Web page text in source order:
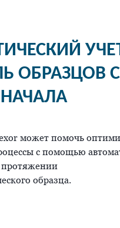
ОБРАЗЦОВ С
может помочь
с помощью
протяжении
образца.